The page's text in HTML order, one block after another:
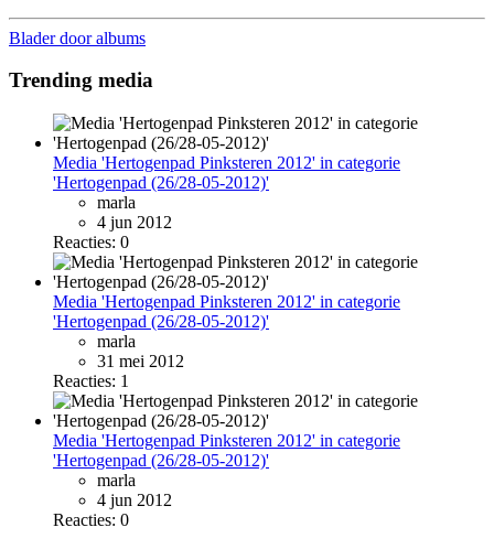
Blader door albums
Trending media
Media 'Hertogenpad Pinksteren 2012' in categorie
'Hertogenpad (26/28-05-2012)'
marla
4 jun 2012
Reacties: 0
Media 'Hertogenpad Pinksteren 2012' in categorie
'Hertogenpad (26/28-05-2012)'
marla
31 mei 2012
Reacties: 1
Media 'Hertogenpad Pinksteren 2012' in categorie
'Hertogenpad (26/28-05-2012)'
marla
4 jun 2012
Reacties: 0